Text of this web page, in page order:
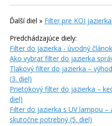
Ďalší diel » Filter pre KOI
Predchádzajúce diely:
Filter do jazierka - úvodný
Ako vybrať filter do jazierka
Tlakový filter do jazierka –
(3. diel)
Prietokový filter do jazierka –
diel)
Filter do jazierka s UV lampou
skutočne potrebný (5. diel)